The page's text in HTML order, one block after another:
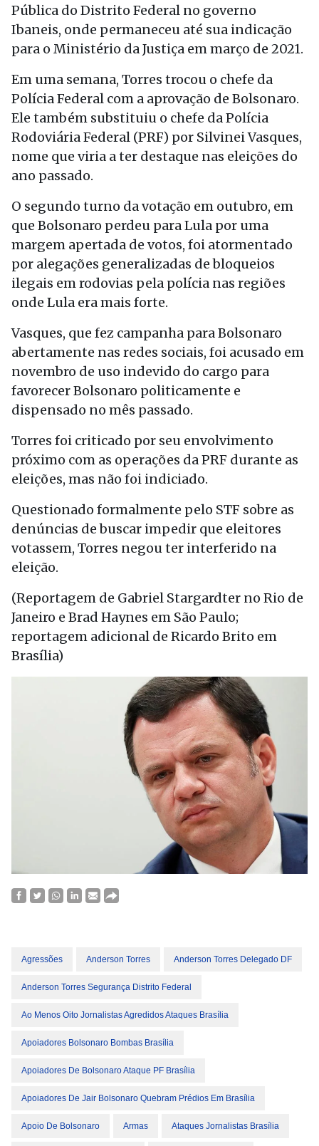
Pública do Distrito Federal no governo
Ibaneis, onde permaneceu até sua indicação
para o Ministério da Justiça em março de 2021.
Em uma semana, Torres trocou o chefe da
Polícia Federal com a aprovação de Bolsonaro.
Ele também substituiu o chefe da Polícia
Rodoviária Federal (PRF) por Silvinei Vasques,
nome que viria a ter destaque nas eleições do
ano passado.
O segundo turno da votação em outubro, em
que Bolsonaro perdeu para Lula por uma
margem apertada de votos, foi atormentado
por alegações generalizadas de bloqueios
ilegais em rodovias pela polícia nas regiões
onde Lula era mais forte.
Vasques, que fez campanha para Bolsonaro
abertamente nas redes sociais, foi acusado em
novembro de uso indevido do cargo para
favorecer Bolsonaro politicamente e
dispensado no mês passado.
Torres foi criticado por seu envolvimento
próximo com as operações da PRF durante as
eleições, mas não foi indiciado.
Questionado formalmente pelo STF sobre as
denúncias de buscar impedir que eleitores
votassem, Torres negou ter interferido na
eleição.
(Reportagem de Gabriel Stargardter no Rio de
Janeiro e Brad Haynes em São Paulo;
reportagem adicional de Ricardo Brito em
Brasília)
Agressões Anderson Torres Anderson Torres Delegado DF
Anderson Torres Segurança Distrito Federal
Ao Menos Oito Jornalistas Agredidos Ataques Brasília
Apoiadores Bolsonaro Bombas Brasília
Apoiadores De Bolsonaro Ataque PF Brasília
Apoiadores De Jair Bolsonaro Quebram Prédios Em Brasília
Apoio De Bolsonaro Armas Ataques Jornalistas Brasília